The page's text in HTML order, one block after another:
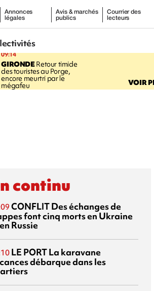
Annonces
légales
Avis & marchés
publics
Courrier des
lecteurs
09:14
GIRONDERetour timide
des touristes au Porge,
encore meurtri par le
mégafeu VOIR
continu
CONFLITDes échanges de
font cinq morts en Ukraine
Russie
LE PORTLa karavane
débarque dans les